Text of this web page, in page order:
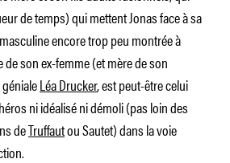
de temps) qui mettent Jonas face à sa
encore trop peu montrée à
de son ex-femme (et mère de son
Léa Drucker, est peut-être celui
ni idéalisé ni démoli (pas loin des
deTruffautou Sautet) dans la voie